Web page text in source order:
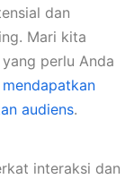
dan
Mari kita
perlu Anda
audiens.
interaksi dan